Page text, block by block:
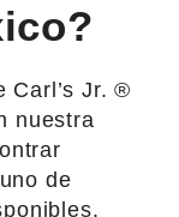
Carl’s Jr. ®
nuestra
de